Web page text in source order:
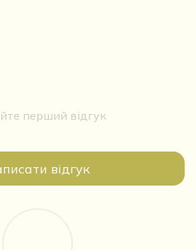
перший відгук
відгук